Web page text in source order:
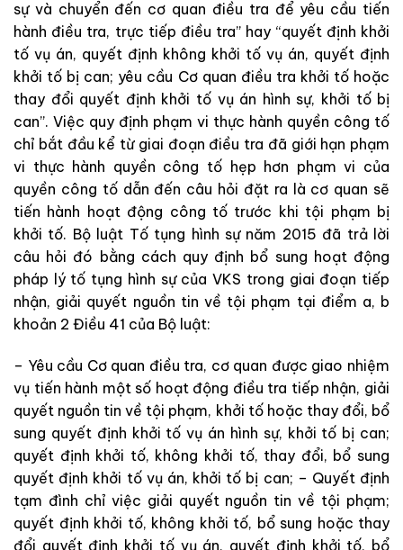
sự và chuyển đến cơ quan điều tra để yêu cầu tiến
hành điều tra, trực tiếp điều tra” hay “quyết định khởi
tố vụ án, quyết định không khởi tố vụ án, quyết định
khởi tố bị can; yêu cầu Cơ quan điều tra khởi tố hoặc
thay đổi quyết định khởi tố vụ án hình sự, khởi tố bị
can”. Việc quy định phạm vi thực hành quyền công tố
chỉ bắt đầu kể từ giai đoạn điều tra đã giới hạn phạm
vi thực hành quyền công tố hẹp hơn phạmvi của
quyền công tố dẫn đến câu hỏi đặt ra là cơ quan sẽ
tiến hành hoạt động công tố trước khi tội phạm bị
khởi tố. Bộ luật Tố tụng hình sự năm 2015 đã trả lời
câu hỏi đó bằng cách quy định bổ sung hoạt động
pháp lý tố tụng hình sự củaVKS trong giai đoạn tiếp
nhận, giải quyết nguồn tin về tội phạm tại điểm a, b
khoản 2 Điều 41 của Bộ luật:
– Yêu cầu Cơ quan điều tra, cơ quan được giao nhiệm
vụ tiến hành một số hoạt động điều tra tiếp nhận, giải
quyết nguồn tinvề tội phạm, khởi tố hoặc thay đổi, bổ
sung quyết định khởi tốvụ án hình sự, khởi tố bị can;
quyết định khởi tố, không khởi tố, thay đổi, bổ sung
quyết định khởi tố vụ án, khởi tố bị can; – Quyết định
tạm đình chỉ việc giải quyết nguồn tinvề tội phạm;
quyết định khởi tố, không khởi tố, bổ sung hoặc thay
đổi quyết định khởi tố vụ án, quyết định khởi tố, bổ